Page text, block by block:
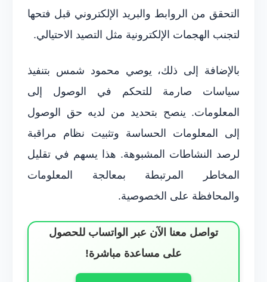
التحقق من الروابط والبريد الإلكتروني قبل فتحها
لتجنب الهجمات الإلكترونية مثل التصيد الاحتيالي.
بالإضافة إلى ذلك، يوصي محمود شمس بتنفيذ
سياسات صارمة للتحكم في الوصول إلى
المعلومات. ينصح بتحديد من لديه حق الوصول
إلى المعلومات الحساسة وتثبيت نظام مراقبة
لرصد النشاطات المشبوهة. هذا يسهم في تقليل
المخاطر المرتبطة بمعالجة المعلومات
والمحافظة على الخصوصية.
تواصل معنا الآن عبر الواتساب للحصول
على مساعدة مباشرة!